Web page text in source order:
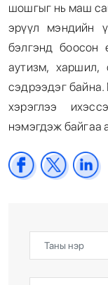
шошгыг нь маш
эрүүл мэндийн
бэлгэнд боосон
аутизм, харшил,
сэдрээдэг байна.
хэрэглээ
нэмэгдэж байгаа